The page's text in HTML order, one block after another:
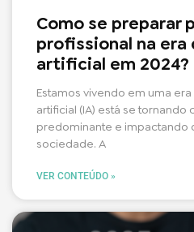
Como se preparar
profissional na
artificial em 2024?
Estamos vivendo em uma
artificial (IA) está se tornando
predominante e impactando
sociedade. A
VER CONTEÚDO »